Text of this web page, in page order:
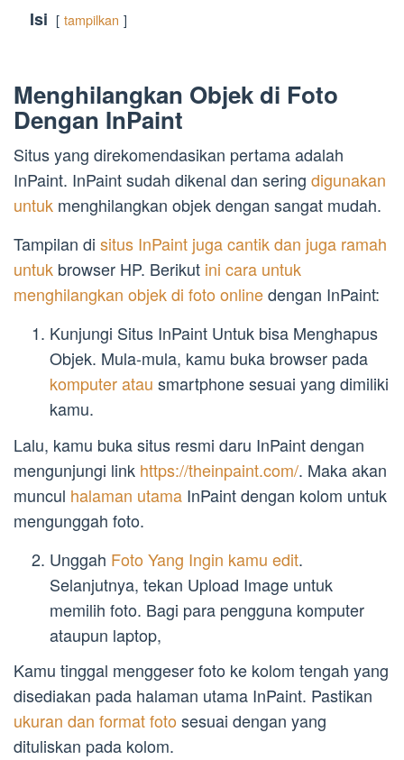
Isi tampilkan
Menghilangkan Objek di Foto
Dengan InPaint
Situs yang direkomendasikan pertama adalah
InPaint. InPaint sudah dikenal dan sering digunakan
untuk menghilangkan objek dengan sangat mudah.
Tampilan di situs InPaint juga cantik dan juga ramah
untuk browser HP. Berikut ini cara untuk
menghilangkan objek di foto onlinedengan InPaint:
Kunjungi Situs InPaint Untuk bisa Menghapus
Objek. Mula-mula, kamu buka browser pada
komputer atau smartphone sesuai yang dimiliki
kamu.
Lalu, kamu buka situs resmi daru InPaint dengan
mengunjungi link https://theinpaint.com/. Maka akan
muncul halaman utama InPaint dengan kolom untuk
mengunggah foto.
Unggah Foto Yang Ingin kamu edit.
Selanjutnya, tekan Upload Image untuk
memilih foto. Bagi para pengguna komputer
ataupun laptop,
Kamu tinggal menggeser foto ke kolom tengah yang
disediakan pada halaman utama InPaint. Pastikan
ukuran dan format foto sesuai dengan yang
dituliskan pada kolom.